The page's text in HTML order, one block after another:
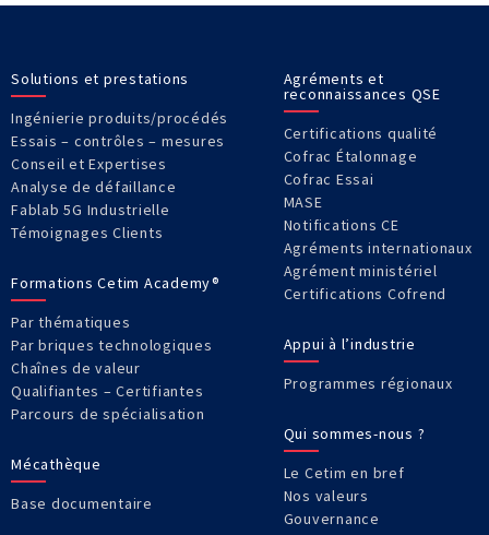
Solutions et prestations
Ingénierie produits/procédés
Essais – contrôles – mesures
Conseil et Expertises
Analyse de défaillance
Fablab 5G Industrielle
Témoignages Clients
Formations Cetim Academy®
Par thématiques
Par briques technologiques
Chaînes de valeur
Qualifiantes – Certifiantes
Parcours de spécialisation
Mécathèque
Base documentaire
Agréments et
reconnaissances QSE
Certifications qualité
Cofrac Étalonnage
Cofrac Essai
MASE
Notifications CE
Agréments internationaux
Agrément ministériel
Certifications Cofrend
Appui à l’industrie
Programmes régionaux
Qui sommes-nous ?
Le Cetim en bref
Nos valeurs
Gouvernance